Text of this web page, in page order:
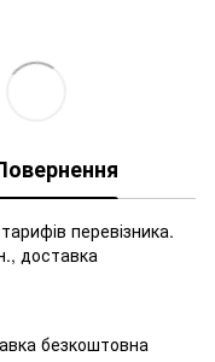
перевізника.
доставка
безкоштовна